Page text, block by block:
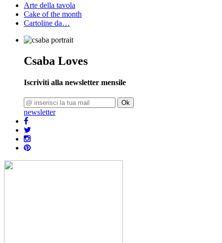
Arte della tavola
Cake of the month
Cartoline da…
Csaba Loves
Iscriviti alla newsletter mensile
Ok
newsletter